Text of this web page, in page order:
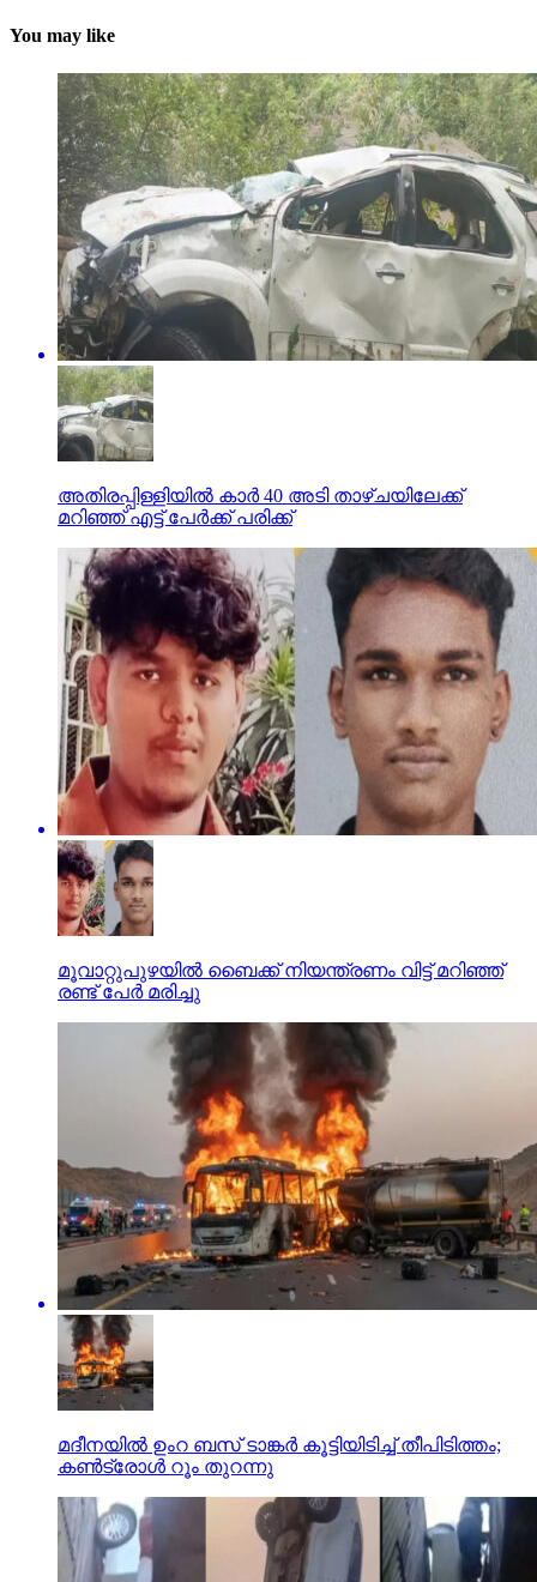
You may like
അതിരപ്പിള്ളിയില്‍ കാര്‍ 40 അടി താഴ്ചയിലേക്ക്
മറിഞ്ഞ് എട്ട് പേര്‍ക്ക് പരിക്ക്
മൂവാറ്റുപുഴയില്‍ ബൈക്ക് നിയന്ത്രണം വിട്ട് മറിഞ്ഞ്
രണ്ട് പേര്‍ മരിച്ചു
മദീനയില്‍ ഉംറ ബസ് ടാങ്കര്‍ കൂട്ടിയിടിച്ച് തീപിടിത്തം;
കണ്‍ട്രോള്‍ റൂം തുറന്നു